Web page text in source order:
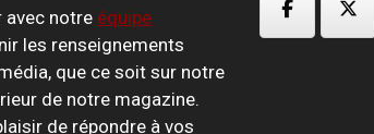
avec notre équipe
les renseignements
que ce soit sur notre
de notre magazine.
de répondre à vos